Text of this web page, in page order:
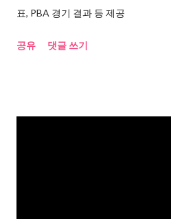
표, PBA 경기 결과 등 제공
공유 댓글 쓰기